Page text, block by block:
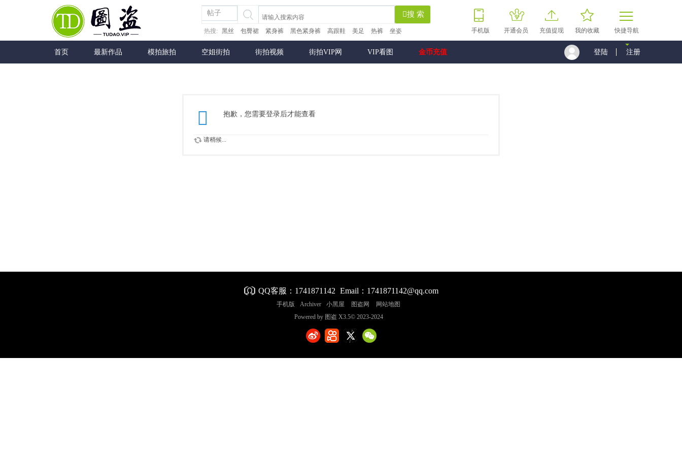
帖子 搜 索
热搜: 黑丝 包臀裙 紧身裤 黑色紧身裤 高跟鞋 美足 热裤 坐姿 快捷导航
我的收藏
充值提现
开通会员
手机版
首页 最新作品 模拍旅拍 空姐街拍 街拍视频 街拍VIP网 VIP看图 金币充值 登陆 注册
抱歉，您需要登录后才能查看
请稍候...
QQ客服： 1741871142 Email： 1741871142@qq.com
手机版 Archiver 小黑屋 图盗网
网站地图
Powered by 图盗 X3.5© 2023-2024